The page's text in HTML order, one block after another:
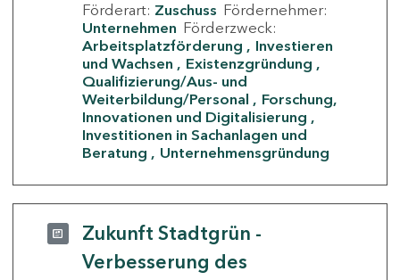
Förderart: Zuschuss Fördernehmer:
Unternehmen Förderzweck:
Arbeitsplatzförderung
Investieren
und Wachsen
Existenzgründung
Qualifizierung/Aus- und
Weiterbildung/Personal
Forschung,
Innovationen und Digitalisierung
Investitionen in Sachanlagen und
Beratung
Unternehmensgründung
Zukunft Stadtgrün -
Verbesserung des